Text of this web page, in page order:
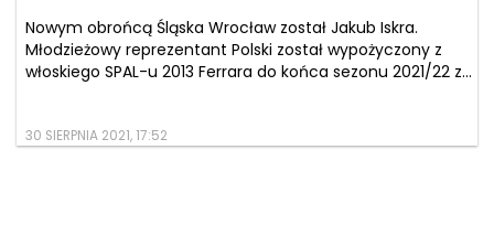
Nowym obrońcą Śląska Wrocław został Jakub Iskra.
Młodzieżowy reprezentant Polski został wypożyczony z
włoskiego SPAL-u 2013 Ferrara do końca sezonu 2021/22 z...
30 SIERPNIA 2021, 17:52